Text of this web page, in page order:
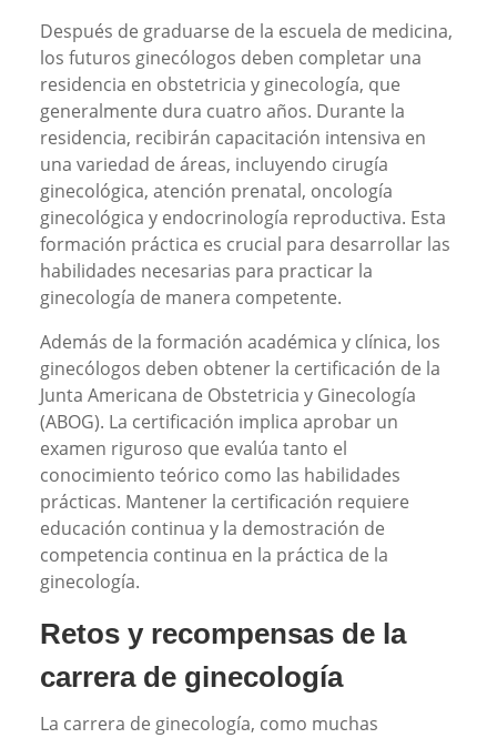
Después de graduarse de la escuela de medicina,
los futuros ginecólogos deben completar una
residencia en obstetricia y ginecología, que
generalmente dura cuatro años. Durante la
residencia, recibirán capacitación intensiva en
una variedad de áreas, incluyendo cirugía
ginecológica, atención prenatal, oncología
ginecológica y endocrinología reproductiva. Esta
formación práctica es crucial para desarrollar las
habilidades necesarias para practicar la
ginecología de manera competente.
Además de la formación académica y clínica, los
ginecólogos deben obtener la certificación de la
Junta Americana de Obstetricia y Ginecología
(ABOG). La certificación implica aprobar un
examen riguroso que evalúa tanto el
conocimiento teórico como las habilidades
prácticas. Mantener la certificación requiere
educación continua y la demostración de
competencia continua en la práctica de la
ginecología.
Retos y recompensas de la
carrera de ginecología
La carrera de ginecología, como muchas